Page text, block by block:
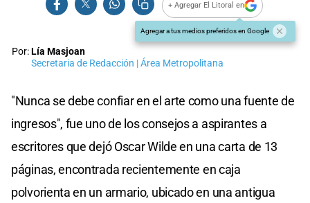
+ Agregar El Litoral en
Agregar a tus medios preferidos en Google
Por:Lía Masjoan
Secretaria de Redacción | Área Metropolitana
"Nunca se debe confiar en el arte como una fuente de
ingresos", fue uno de los consejos a aspirantes a
escritores que dejó Oscar Wilde en una carta de 13
páginas, encontrada recientemente en caja
polvorienta en un armario, ubicado en una antigua